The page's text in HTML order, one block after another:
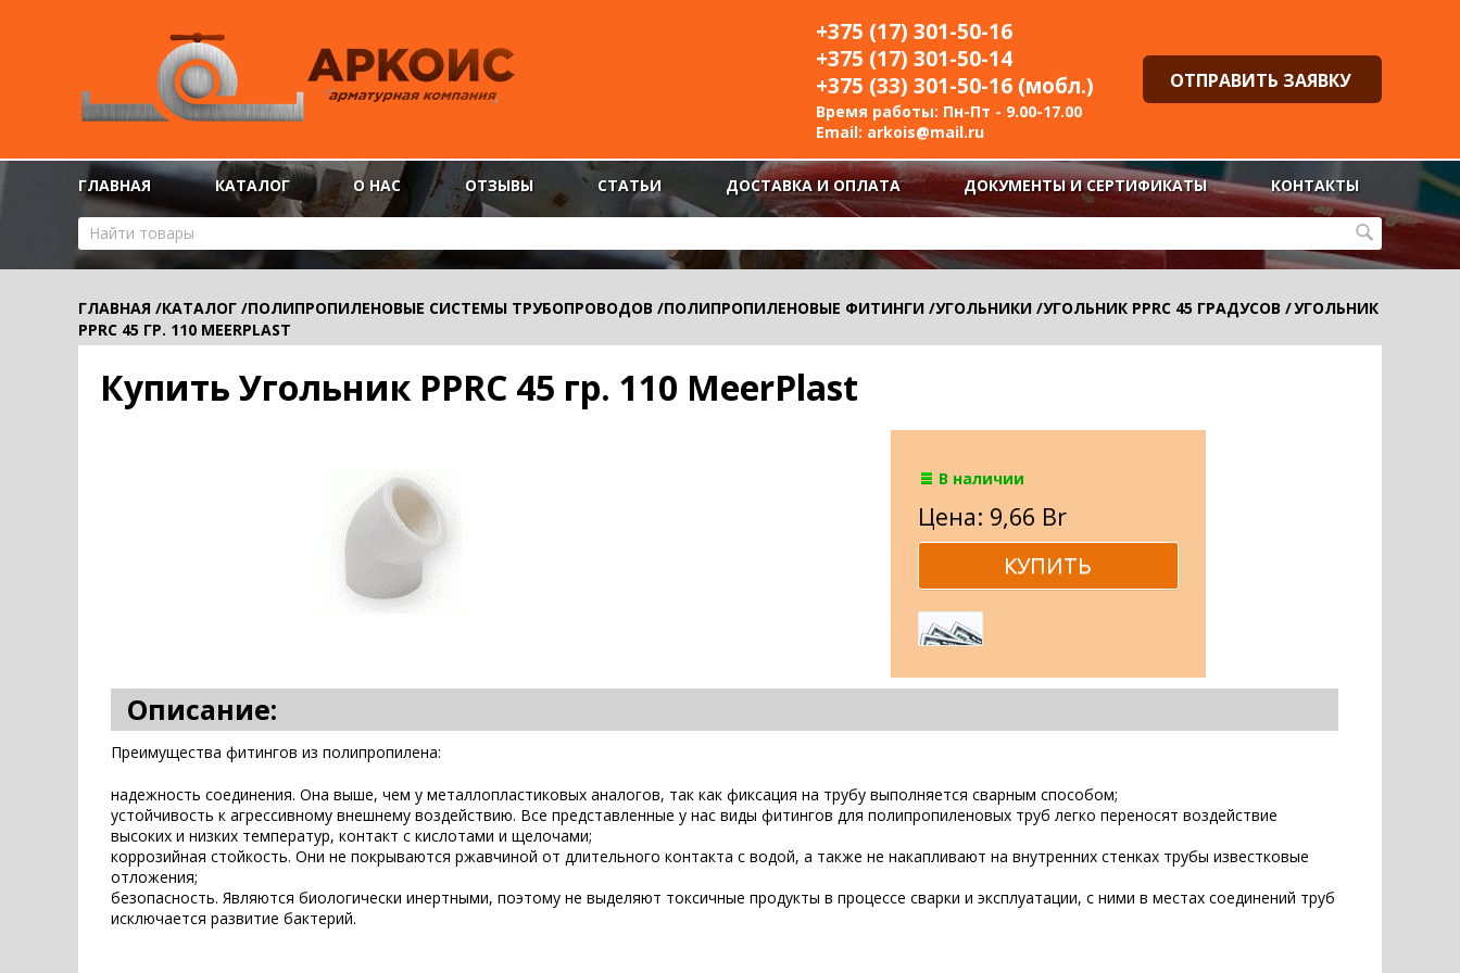
+375 (17) 301-50-16
+375 (17) 301-50-14
+375 (33) 301-50-16 (мобл.)
Время работы: Пн-Пт - 9.00-17.00
Email: arkois@mail.ru
ОТПРАВИТЬ ЗАЯВКУ
ГЛАВНАЯ КАТАЛОГ О НАС ОТЗЫВЫ СТАТЬИ ДОСТАВКА И ОПЛАТА ДОКУМЕНТЫ И СЕРТИФИКАТЫ КОНТАКТЫ
ГЛАВНАЯ /КАТАЛОГ /ПОЛИПРОПИЛЕНОВЫЕ СИСТЕМЫ ТРУБОПРОВОДОВ /ПОЛИПРОПИЛЕНОВЫЕ ФИТИНГИ /УГОЛЬНИКИ /УГОЛЬНИК PPRC 45 ГРАДУСОВ /УГОЛЬНИК
PPRC 45 ГР. 110 MEERPLAST
Купить Угольник PPRC 45 гр. 110 MeerPlast
В наличии
Цена: 9,66 Br
Описание:
Преимущества фитингов из полипропилена:
надежность соединения. Она выше, чем у металлопластиковых аналогов, так как фиксация на трубу выполняется сварным способом;
устойчивость к агрессивному внешнему воздействию. Все представленные у нас виды фитингов для полипропиленовых труб легко переносят воздействие
высоких и низких температур, контакт с кислотами и щелочами;
коррозийная стойкость. Они не покрываются ржавчиной от длительного контакта с водой, а также не накапливают на внутренних стенках трубы известковые
отложения;
безопасность. Являются биологически инертными, поэтому не выделяют токсичные продукты в процессе сварки и эксплуатации, с ними в местах соединений труб
исключается развитие бактерий.